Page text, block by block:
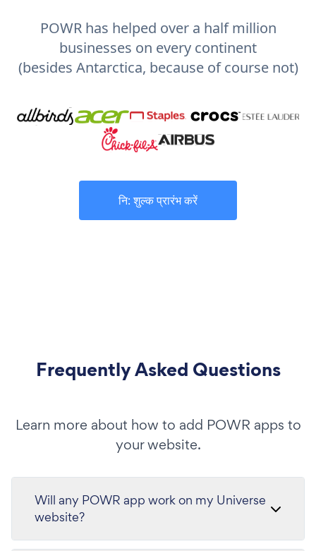
POWR has helped over a half million
businesses on every continent
(besides Antarctica, because of course not)
नि: शुल्क प्रारंभ करें
Frequently Asked Questions
Learn more about how to add POWR apps to
your website.
Will any POWR app work on my Universe
website?